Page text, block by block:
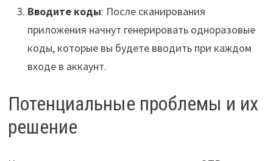
Вводите коды: После сканирования
приложения начнут генерировать одноразовые
коды, которые вы будете вводить при каждом
входе в аккаунт.
Потенциальные проблемы и их
решение